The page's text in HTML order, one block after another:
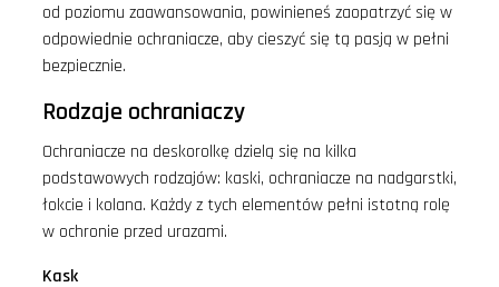
od poziomu zaawansowania, powinieneś zaopatrzyć się w
odpowiednie ochraniacze, aby cieszyć się tą pasją w pełni
bezpiecznie.
Rodzaje ochraniaczy
Ochraniacze na deskorolkę dzielą się na kilka
podstawowych rodzajów: kaski, ochraniacze na nadgarstki,
łokcie i kolana. Każdy z tych elementów pełni istotną rolę
w ochronie przed urazami.
Kask